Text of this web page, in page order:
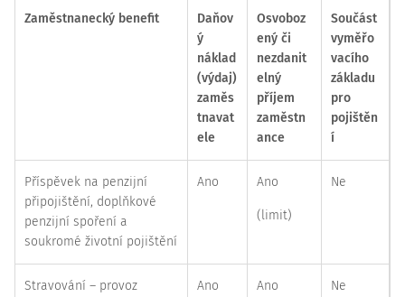
Zaměstnanecký benefit
Daňov
ý
náklad
(výdaj)
zaměs
tnavat
ele
Osvoboz
ený či
nezdanit
elný
příjem
zaměstn
ance
Součást
vyměřo
vacího
základu
pro
pojištěn
í
Příspěvek na penzijní
připojištění, doplňkové
penzijní spoření a
soukromé životní pojištění
Ano Ano
(limit)
Ne
Stravování – provoz
Ano Ano Ne